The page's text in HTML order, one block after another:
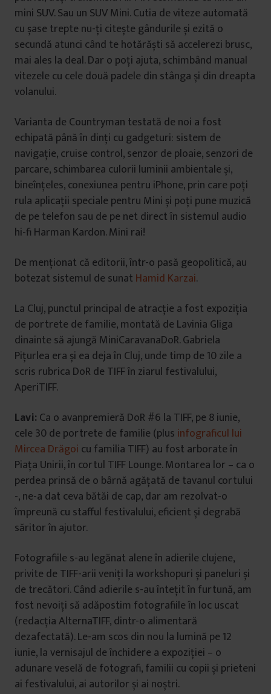
mini SUV. Sau un SUV Mini. Cutia de viteze automată
cu șase trepte nu-ți citește gândurile și ezită o
secundă atunci când te hotărăști să accelerezi brusc,
mai ales la deal. Dar o poți ajuta, schimbând manual
vitezele cu cele două padele din stânga și din dreapta
volanului.
Varianta de Countryman testată de noi a fost
echipată până în dinți cu gadgeturi: sistem de
navigație, cruise control, senzor de ploaie, senzori de
parcare, schimbarea culorii luminii ambientale și,
bineînțeles, conexiunea pentru iPhone, prin care poți
rula aplicații speciale pentru Mini și poți pune muzică
de pe telefon sau de pe net direct în sistemul audio
hi-fi Harman Kardon. Mini rai!
De menționat că editorii, într-o pasă geopolitică, au
botezat sistemul de sunat Hamid Karzai.
La Cluj, punctul principal de atracție a fost expoziția
de portrete de familie, montată de Lavinia Gliga
dinainte să ajungă MiniCaravanaDoR. Gabriela
Pițurlea era și ea deja în Cluj, unde timp de 10 zile a
scris rubrica DoR de TIFF în ziarul festivalului,
AperiTIFF.
Lavi: Ca o avanpremieră DoR #6 la TIFF, pe 8 iunie,
cele 30 de portrete de familie (plus infograficul lui
Mircea Drăgoi cu familia TIFF) au fost arborate în
Piața Unirii, în cortul TIFF Lounge. Montarea lor – ca o
perdea prinsă de o bârnă agățată de tavanul cortului
-, ne-a dat ceva bătăi de cap, dar am rezolvat-o
împreună cu stafful festivalului, eficient și degrabă
săritor în ajutor.
Fotografiile s-au legănat alene în adierile clujene,
privite de TIFF-arii veniți la workshopuri și paneluri și
de trecători. Când adierile s-au întețit în furtună, am
fost nevoiți să adăpostim fotografiile în loc uscat
(redacția AlternaTIFF, dintr-o alimentară
dezafectată). Le-am scos din nou la lumină pe 12
iunie, la vernisajul de închidere a expoziției – o
adunare veselă de fotografi, familii cu copii și prieteni
ai festivalului, ai autorilor și ai noștri.